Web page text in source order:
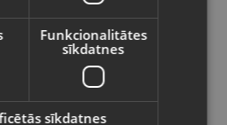
5G (SM-A266B)
Funkcionalitātes
sīkdatnes
sīkdatnes